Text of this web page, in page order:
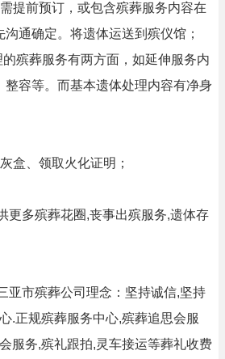
提前预订，或包含殡葬服务内容在
通确定。将遗体运送到殡仪馆；
殡葬服务有两方面，如延伸服务内
整容等。而基本遗体处理内容有净身
盒、领取火化证明；
更多殡葬花圈,丧事出殡服务,遗体存
亚市殡葬公司理念：坚持诚信,坚持
.正规殡葬服务中心,殡葬追思会服
服务,殡礼跟拍,灵车接运等葬礼收费